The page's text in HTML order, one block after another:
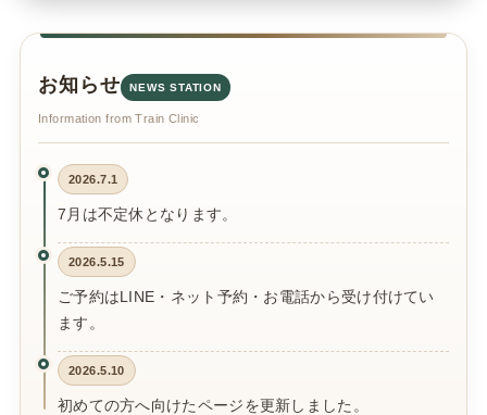
お知らせ NEWS STATION
Information from Train Clinic
2026.7.1
7月は不定休となります。
2026.5.15
ご予約はLINE・ネット予約・お電話から受け付けてい
ます。
2026.5.10
初めての方へ向けたページを更新しました。